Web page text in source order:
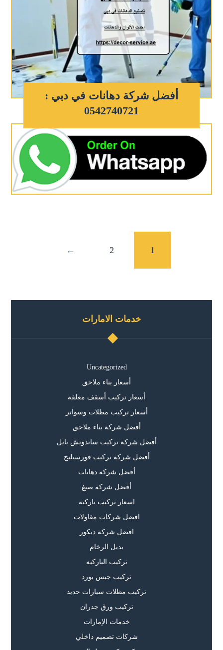
أفضل شركة دهانات في دبي :
0542740721
1
2
←
خدمات الامارات
Uncategorized
أسعار بناء ملاحق
أسعار تركيب أسقف معلقة
أسعار تركيب مظلات وسواتر
أفضل شركة بناء ملاحق
أفضل شركة تركيب ساندوتش بانل
أفضل شركة تركيب فورسيلنج
أفضل شركة دهانات
أفضل شركة صبغ
اسعار تركيب باركيه
افضل شركات مقاولات
افضل شركة ديكور
بديل الرخام
تركيب الباركيه
تركيب جبس بورد
تركيب مظلات سيارات حديد
تركيب ورق جدران
خدمات الإمارات
شركات تصميم داخلي